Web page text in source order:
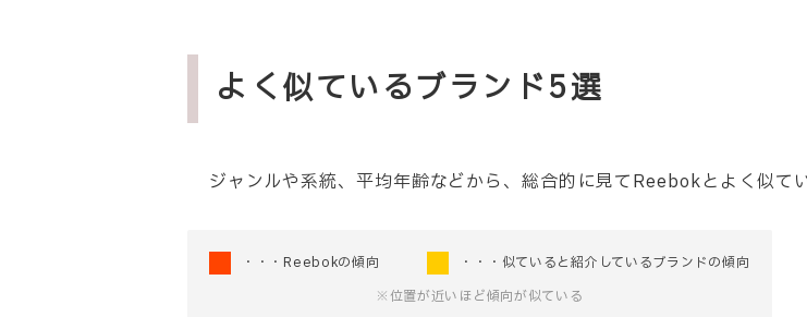
よく似ているブランド5選
ジャンルや系統、平均年齢などから、総合的に見てReebokとよく似て
・・・Reebokの傾向
・・・似ていると紹介しているブランドの傾向
※位置が近いほど傾向が似ている